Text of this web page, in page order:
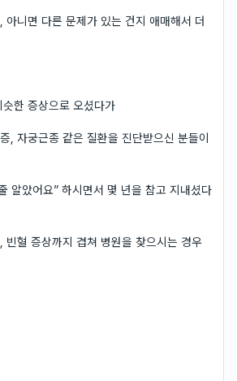
아니면 다른 문제가 있는 건지 애매해서 더
한 증상으로 오셨다가
, 자궁근종 같은 질환을 진단받으신 분들이
알았어요” 하시면서 몇 년을 참고 지내셨다
빈혈 증상까지 겹쳐 병원을 찾으시는 경우